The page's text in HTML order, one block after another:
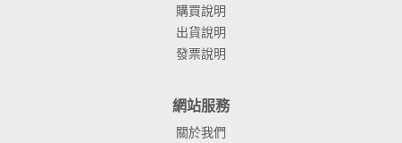
購買說明
出貨說明
發票說明
網站服務
關於我們